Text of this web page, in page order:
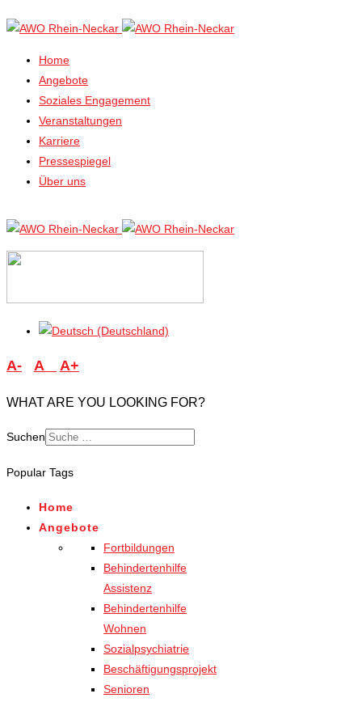
Home
Angebote
Soziales Engagement
Veranstaltungen
Karriere
Pressespiegel
Über uns
A- A A+
WHAT ARE YOU LOOKING FOR?
Suchen
Popular Tags
Home
Angebote
Fortbildungen
Behindertenhilfe
Assistenz
Behindertenhilfe
Wohnen
Sozialpsychiatrie
Beschäftigungsprojekt
Senioren